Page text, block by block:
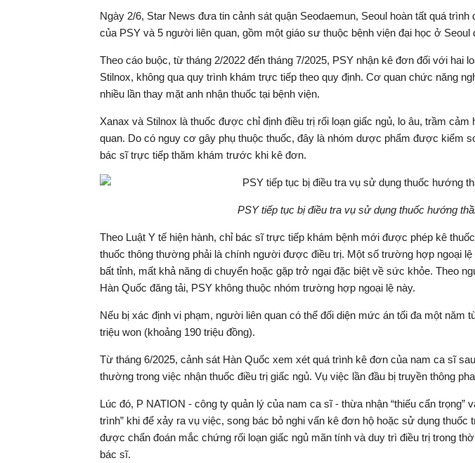
Ngày 2/6, Star News đưa tin cảnh sát quận Seodaemun, Seoul hoàn tất quá
của PSY và 5 người liên quan, gồm một giáo sư thuộc bệnh viện đại học ở
Theo cáo buộc, từ tháng 2/2022 đến tháng 7/2025, PSY nhận kê đơn đối với hai
Stilnox, không qua quy trình khám trực tiếp theo quy định. Cơ quan chức năng
nhiều lần thay mặt anh nhận thuốc tại bệnh viện.
Xanax và Stilnox là thuốc được chỉ định điều trị rối loạn giấc ngủ, lo âu, trầm
quan. Do có nguy cơ gây phụ thuộc thuốc, đây là nhóm dược phẩm được kiểm
bác sĩ trực tiếp thăm khám trước khi kê đơn.
PSY tiếp tục bị điều tra vụ sử dụng thuốc hướng
Theo Luật Y tế hiện hành, chỉ bác sĩ trực tiếp khám bệnh mới được phép kê
thuốc thông thường phải là chính người được điều trị. Một số trường hợp ngoại lệ
bất tỉnh, mất khả năng di chuyển hoặc gặp trở ngại đặc biệt về sức khỏe. Theo
Hàn Quốc đăng tải, PSY không thuộc nhóm trường hợp ngoại lệ này.
Nếu bị xác định vi phạm, người liên quan có thể đối diện mức án tối đa một năm
triệu won (khoảng 190 triệu đồng).
Từ tháng 6/2025, cảnh sát Hàn Quốc xem xét quá trình kê đơn của nam ca sĩ
thường trong việc nhận thuốc điều trị giấc ngủ. Vụ việc lần đầu bị truyền thông
Lúc đó, P NATION - công ty quản lý của nam ca sĩ - thừa nhận “thiếu cẩn trọng”
trình” khi để xảy ra vụ việc, song bác bỏ nghi vấn kê đơn hộ hoặc sử dụng thuốc
được chẩn đoán mắc chứng rối loạn giấc ngủ mãn tính và duy trì điều trị trong
bác sĩ.